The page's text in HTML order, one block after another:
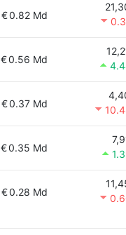
€0.82 Md
€0.56 Md
€0.37 Md
€0.35 Md
€0.28 Md